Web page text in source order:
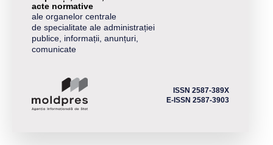
acte normative
ale organelor centrale
de specialitate ale administrației
publice, informații, anunțuri,
comunicate
ISSN 2587-389X
E-ISSN 2587-3903